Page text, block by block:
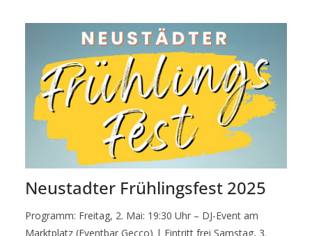
Neustadter Frühlingsfest 2025
Programm: Freitag, 2. Mai: 19:30 Uhr – DJ-Event am
Marktplatz (Eventbar Gecco) | Eintritt frei Samstag, 3.